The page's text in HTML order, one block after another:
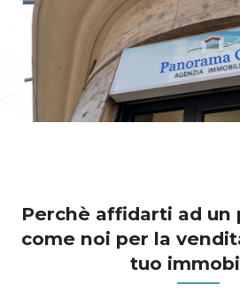
Perchè affidarti ad
come noi per la
tuo